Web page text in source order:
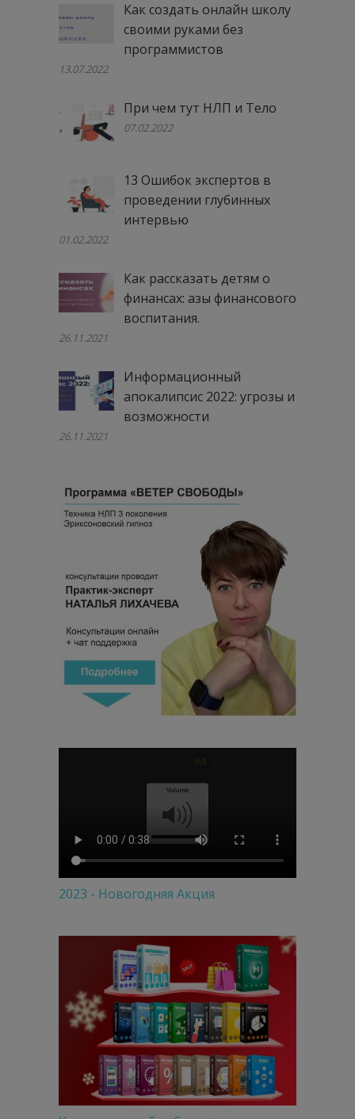
Как создать онлайн школу
своими руками без
программистов
13.07.2022
При чем тут НЛП и Тело
07.02.2022
13 Ошибок экспертов в
проведении глубинных
интервью
01.02.2022
Как рассказать детям о
финансах: азы финансового
воспитания.
26.11.2021
Информационный
апокалипсис 2022: угрозы и
возможности
26.11.2021
2023 - Новогодняя Акция